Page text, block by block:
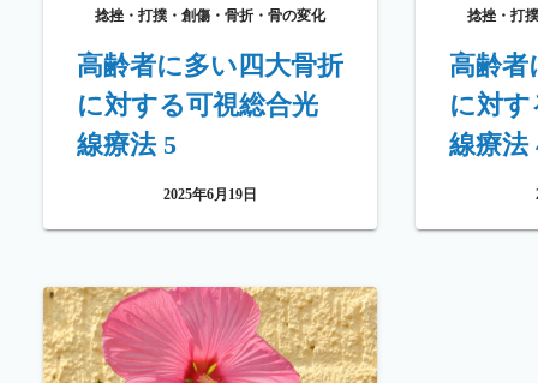
捻挫・打撲・創傷・骨折・骨の変化
高齢者に多い四大骨折
に対する可視総合光
線療法 5
2025年6月19日
捻挫・打
高齢者
に対す
線療法